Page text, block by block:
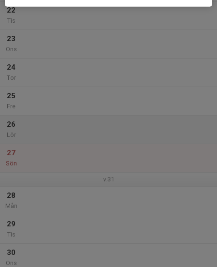
22
Tis
23
Ons
24
Tor
25
Fre
26
Lör
27
Sön
v.31
28
Mån
29
Tis
30
Ons